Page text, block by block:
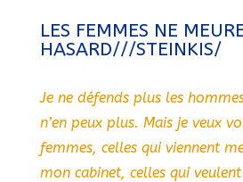
LES FEMMES NE
HASARD///STEINKIS/
Je ne défends plus les
n’en peux plus. Mais je veux
femmes, celles qui viennent
mon cabinet, celles qui